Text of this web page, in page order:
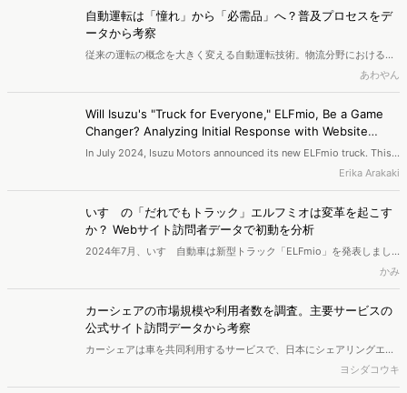
しょうか。本記事では、タクシー配車アプリの「GO」「DiDi」
「Uber Taxi」を比較します。アプリの機能面に加え、ユーザーデータ
の分析から、各アプリのユーザー像を比較していきます。
自動運転は「憧れ」から「必需品」へ？普及プロセスをデ
ータから考察
従来の運転の概念を大きく変える自動運転技術。物流分野における深
刻な人手不足や、渋滞・交通事故といった社会課題の解決にもつなが
転で検索している人、運転で検索している人の気になりごとや価値観
から推察していきます。
あわやん
Will Isuzu's "Truck for Everyone," ELFmio, Be a Game
Changer? Analyzing Initial Response with Website
Visitor Data
In July 2024, Isuzu Motors announced its new ELFmio truck. This
truck can be driven with a regular driver's license and is marketed
truck drivers in the logistics sector. We analyzed the impact of
ELFmio through website visitor data.
Erika Arakaki
いすゞの「だれでもトラック」エルフミオは変革を起こす
か？ Webサイト訪問者データで初動を分析
2024年7月、いすゞ自動車は新型トラック「ELFmio」を発表しまし
た。普通自動車免許で運転でき、「だれでもトラック」と銘打たれる
す。そんなエルフミオのインパクトを、Webサイト訪問者データを通
じて分析しました。
かみ
カーシェアの市場規模や利用者数を調査。主要サービスの
公式サイト訪問データから考察
カーシェアは車を共同利用するサービスで、日本にシェアリングエコ
ノミーの考え方が広がるとともに普及しました。今回は国内の主要な
ヨシダコウキ